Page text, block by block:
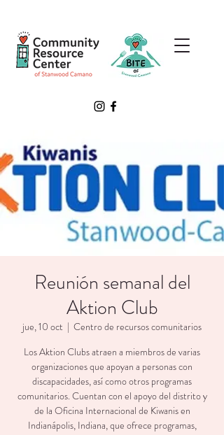
Reunión semanal del
Aktion Club
jue, 10 oct
  |
Centro de recursos comunitarios
Los Aktion Clubs atraen a miembros de varias
organizaciones que apoyan a personas con
discapacidades, así como otros programas
comunitarios. Cuentan con el apoyo del distrito y
de la Oficina Internacional de Kiwanis en
Indianápolis, Indiana, que ofrece programas,